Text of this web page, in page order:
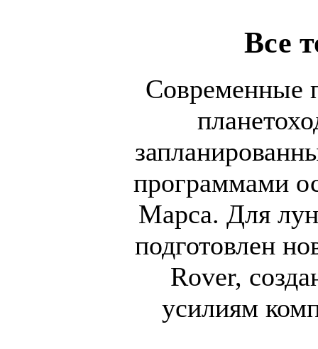
Все
Современные
программами
Марса. Для
подготовлен
Rover,
усилиям